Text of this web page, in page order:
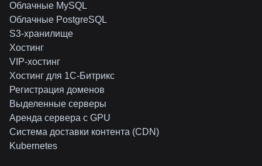
Облачные MySQL
Облачные PostgreSQL
S3-хранилище
Хостинг
VIP-хостинг
Хостинг для 1C-Битрикс
Регистрация доменов
Выделенные серверы
Аренда сервера с GPU
Система доставки контента (CDN)
Kubernetes